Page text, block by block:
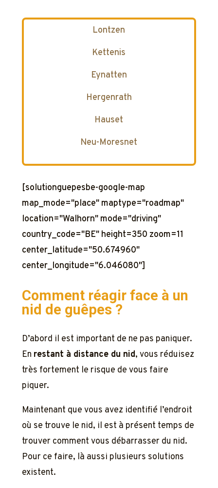
Lontzen
Kettenis
Eynatten
Hergenrath
Hauset
Neu-Moresnet
[solutionguepesbe-google-map
map_mode="place" maptype="roadmap"
location="Walhorn" mode="driving"
country_code="BE" height=350 zoom=11
center_latitude="50.674960"
center_longitude="6.046080"]
Comment réagir face à un
nid de guêpes ?
D’abord il est important de ne pas paniquer.
En restant à distance du nid, vous réduisez
très fortement le risque de vous faire
piquer.
Maintenant que vous avez identifié l’endroit
où se trouve le nid, il est à présent temps de
trouver comment vous débarrasser du nid.
Pour ce faire, là aussi plusieurs solutions
existent.